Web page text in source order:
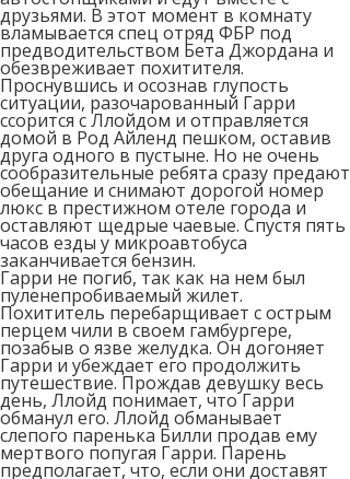
друзьями. В этот момент в комнату
вламывается спец отряд ФБР под
предводительством Бета Джордана и
обезвреживает похитителя.
Проснувшись и осознав глупость
ситуации, разочарованный Гарри
ссорится с Ллойдом и отправляется
домой в Род Айленд пешком, оставив
друга одного в пустыне. Но не очень
сообразительные ребята сразу предают
обещание и снимают дорогой номер
люкс в престижном отеле города и
оставляют щедрые чаевые. Спустя пять
часов езды у микроавтобуса
заканчивается бензин.
Гарри не погиб, так как на нем был
пуленепробиваемый жилет.
Похититель перебарщивает с острым
перцем чили в своем гамбургере,
позабыв о язве желудка. Он догоняет
Гарри и убеждает его продолжить
путешествие. Прождав девушку весь
день, Ллойд понимает, что Гарри
обманул его. Ллойд обманывает
слепого паренька Билли продав ему
мертвого попугая Гарри. Парень
предполагает, что, если они доставят